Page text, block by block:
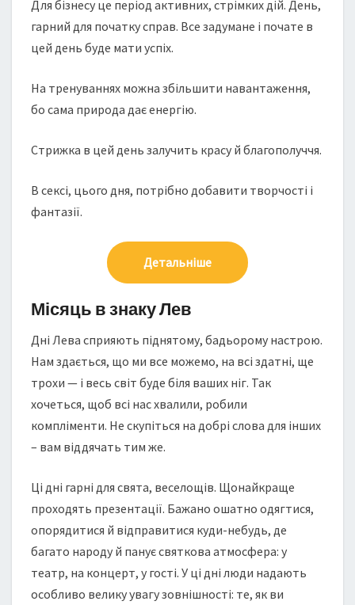
Для бізнесу це період активних, стрімких дій. День,
гарний для початку справ. Все задумане і почате в
цей день буде мати успіх.
На тренуваннях можна збільшити навантаження,
бо сама природа дає енергію.
Cтрижка в цей день залучить красу й благополуччя.
В сексі, цього дня, потрібно добавити творчості і
фантазії.
Детальніше
Місяць в знаку Лев
Дні Лева сприяють піднятому, бадьорому настрою.
Нам здається, що ми все можемо, на всі здатні, ще
трохи — і весь світ буде біля ваших ніг. Так
хочеться, щоб всі нас хвалили, робили
компліменти. Не скупіться на добрі слова для інших
– вам віддячать тим же.
Ці дні гарні для свята, веселощів. Щонайкраще
проходять презентації. Бажано ошатно одягтися,
опорядитися й відправитися куди-небудь, де
багато народу й панує святкова атмосфера: у
театр, на концерт, у гості. У ці дні люди надають
особливо велику увагу зовнішності: те, як ви